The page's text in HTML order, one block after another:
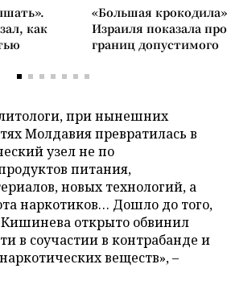
как
«Большая
Израиля показала
границ допустимого
при нынешних
Молдавия превратилась в
узел не по
питания,
новых технологий, а
наркотиков… Дошло до того,
Кишинева открыто обвинил
в соучастии в контрабанде и
веществ», –